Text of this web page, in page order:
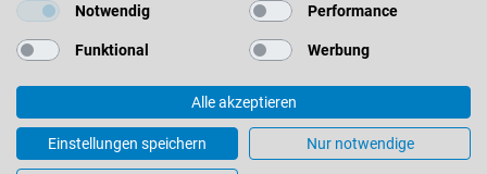
© 2026 Leitz GmbH & Co. KG
Impressum
Kontakt Datenschutz
AGB
Einkaufsbedingungen
Unternehmenspolitik
Cookie-Einstellungen
Notwendig Performance
Funktional Werbung
Alle akzeptieren
Einstellungen speichern Nur notwendige